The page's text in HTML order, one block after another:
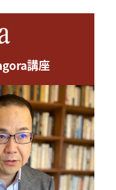
講座